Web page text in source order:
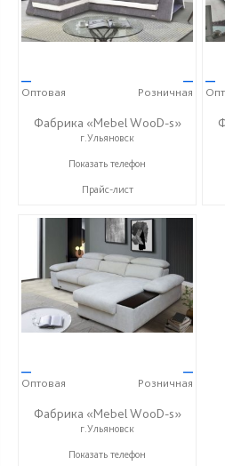
—
Оптовая
—
Розничная
Фабрика «Mebel WooD-s»
г.Ульяновск
+7 (906) 140-08-08
Показать телефон
Прайс-лист
—
—
Оптовая
—
Розничная
Фабрика «Mebel WooD-s»
г.Ульяновск
+7 (906) 140-08-08
Показать телефон